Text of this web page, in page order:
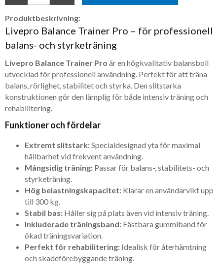
Produktbeskrivning:
Livepro Balance Trainer Pro – för professionell
balans- och styrketräning
Livepro Balance Trainer Pro är en högkvalitativ balansboll
utvecklad för professionell användning. Perfekt för att träna
balans, rörlighet, stabilitet och styrka. Den slitstarka
konstruktionen gör den lämplig för både intensiv träning och
rehabilitering.
Funktioner och fördelar
Extremt slitstark:Specialdesignad yta för maximal
hållbarhet vid frekvent användning.
Mångsidig träning: Passar för balans-, stabilitets- och
styrketräning.
Hög belastningskapacitet: Klarar en användarvikt upp
till 300 kg.
Stabil bas: Håller sig på plats även vid intensiv träning.
Inkluderade träningsband: Fästbara gummiband för
ökad träningsvariation.
Perfekt för rehabilitering: Idealisk för återhämtning
och skadeförebyggande träning.